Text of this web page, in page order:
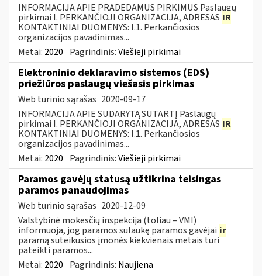
INFORMACIJA APIE PRADEDAMUS PIRKIMUS Paslaugų
pirkimai I. PERKANČIOJI ORGANIZACIJA, ADRESAS IR
KONTAKTINIAI DUOMENYS: I.1. Perkančiosios
organizacijos pavadinimas...
Metai: 2020 Pagrindinis:Viešieji pirkimai
Elektroninio deklaravimo sistemos (EDS)
priežiūros paslaugų viešasis pirkimas
Web turinio sąrašas 2020-09-17
INFORMACIJA APIE SUDARYTĄ SUTARTĮ Paslaugų
pirkimai I. PERKANČIOJI ORGANIZACIJA, ADRESAS IR
KONTAKTINIAI DUOMENYS: I.1. Perkančiosios
organizacijos pavadinimas...
Metai: 2020 Pagrindinis:Viešieji pirkimai
Paramos gavėjų statusą užtikrina teisingas
paramos panaudojimas
Web turinio sąrašas 2020-12-09
Valstybinė mokesčių inspekcija (toliau – VMI)
informuoja, jog paramos sulaukę paramos gavėjai ir
paramą suteikusios įmonės kiekvienais metais turi
pateikti paramos...
Metai: 2020 Pagrindinis: Naujiena